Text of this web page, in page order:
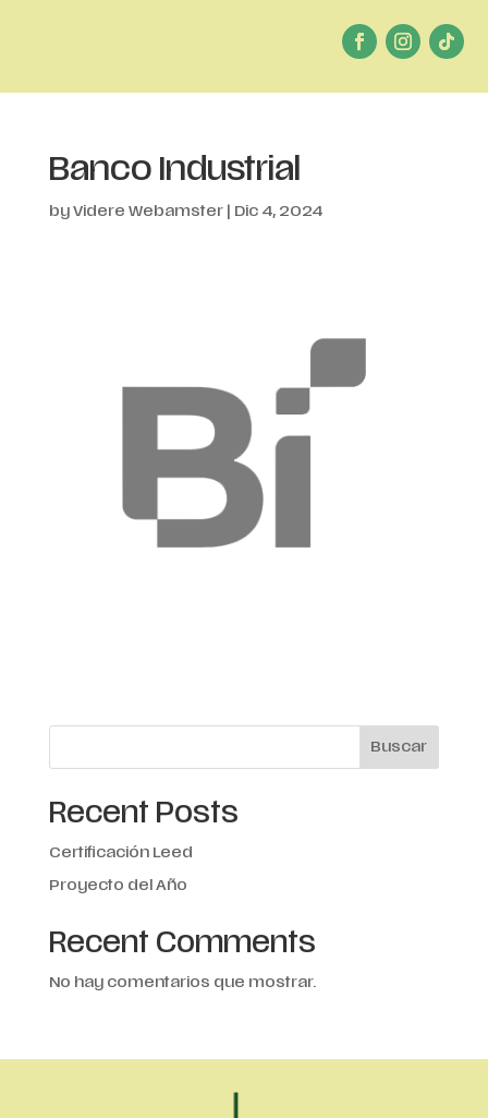
Banco Industrial
by Videre Webamster| Dic 4, 2024
Buscar
Recent Posts
Certificación Leed
Proyecto del Año
Recent Comments
No hay comentarios que mostrar.